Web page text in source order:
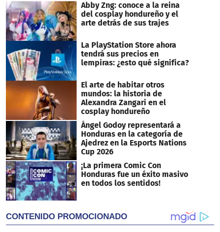
Abby Zng: conoce a la reina
del cosplay hondureño y el
arte detrás de sus trajes
La PlayStation Store ahora
tendrá sus precios en
lempiras: ¿esto qué significa?
El arte de habitar otros
mundos: la historia de
Alexandra Zangari en el
cosplay hondureño
Ángel Godoy representará a
Honduras en la categoría de
Ajedrez en la Esports Nations
Cup 2026
¡La primera Comic Con
Honduras fue un éxito masivo
en todos los sentidos!